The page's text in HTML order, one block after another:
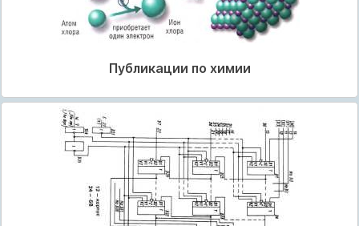
Публикации по химии